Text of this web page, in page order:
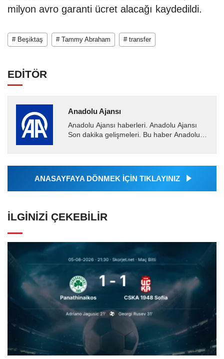
milyon avro garanti ücret alacağı kaydedildi.
# Beşiktaş # Tammy Abraham # transfer
EDİTÖR
Anadolu Ajansı
Anadolu Ajansı haberleri. Anadolu Ajansı
Son dakika gelişmeleri. Bu haber Anadolu
Ajansı tarafından...
ANASAYFAYA DÖNMEK İÇİN TIKLAYINIZ
İLGINIZI ÇEKEBILIR